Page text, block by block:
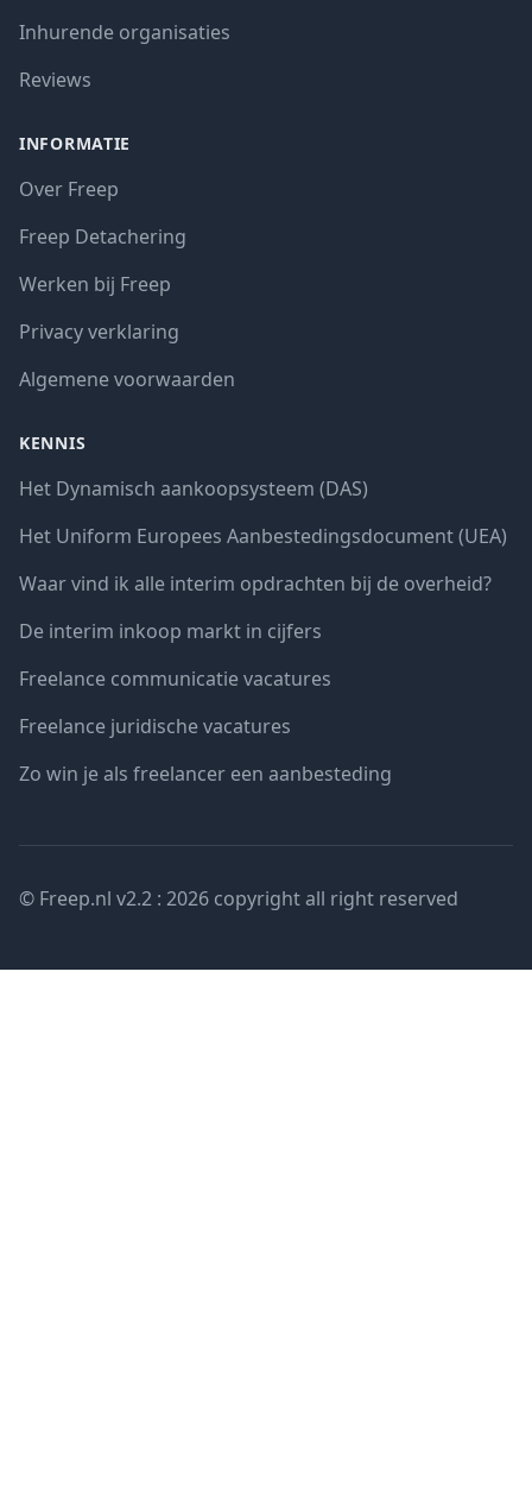
Inhurende organisaties
Reviews
INFORMATIE
Over Freep
Freep Detachering
Werken bij Freep
Privacy verklaring
Algemene voorwaarden
KENNIS
Het Dynamisch aankoopsysteem (DAS)
Het Uniform Europees Aanbestedingsdocument (UEA)
Waar vind ik alle interim opdrachten bij de overheid?
De interim inkoop markt in cijfers
Freelance communicatie vacatures
Freelance juridische vacatures
Zo win je als freelancer een aanbesteding
© Freep.nl v2.2 : 2026 copyright all right reserved